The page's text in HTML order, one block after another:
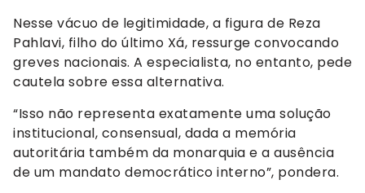
Nesse vácuo de legitimidade, a figura de Reza
Pahlavi, filho do último Xá, ressurge convocando
greves nacionais. A especialista, no entanto, pede
cautela sobre essa alternativa.
“Isso não representa exatamente uma solução
institucional, consensual, dada a memória
autoritária também da monarquia e a ausência
de um mandato democrático interno”, pondera.